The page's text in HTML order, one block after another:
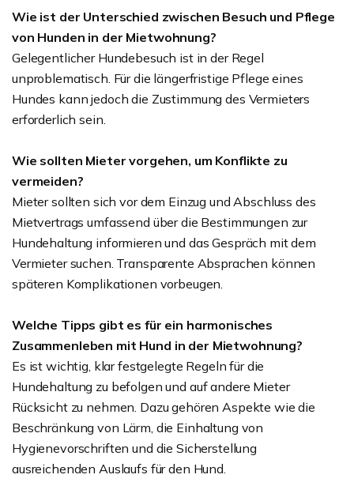
Wie ist der Unterschied zwischen Besuch und Pflege
von Hunden in der Mietwohnung?
Gelegentlicher Hundebesuch ist in der Regel
unproblematisch. Für die längerfristige Pflege eines
Hundes kann jedoch die Zustimmung des Vermieters
erforderlich sein.
Wie sollten Mieter vorgehen, um Konflikte zu
vermeiden?
Mieter sollten sich vor dem Einzug und Abschluss des
Mietvertrags umfassend über die Bestimmungen zur
Hundehaltung informieren und das Gespräch mit dem
Vermieter suchen. Transparente Absprachen können
späteren Komplikationen vorbeugen.
Welche Tipps gibt es für ein harmonisches
Zusammenleben mit Hund in der Mietwohnung?
Es ist wichtig, klar festgelegte Regeln für die
Hundehaltung zu befolgen und auf andere Mieter
Rücksicht zu nehmen. Dazu gehören Aspekte wie die
Beschränkung von Lärm, die Einhaltung von
Hygienevorschriften und die Sicherstellung
ausreichenden Auslaufs für den Hund.